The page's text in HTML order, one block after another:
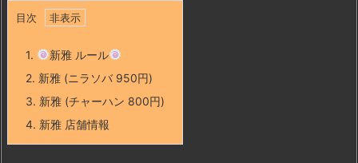
目次
1.
新雅 ルール
2. 新雅 (ニラソバ 950円)
3. 新雅 (チャーハン 800円)
4. 新雅 店舗情報